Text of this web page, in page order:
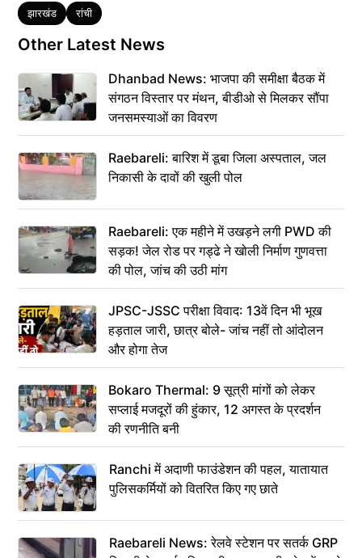
Tags
झारखंड रांची
Other Latest News
Dhanbad News: भाजपा की समीक्षा बैठक में
संगठन विस्तार पर मंथन, बीडीओ से मिलकर सौंपा
जनसमस्याओं का विवरण
Raebareli: बारिश में डूबा जिला अस्पताल, जल
निकासी के दावों की खुली पोल
Raebareli: एक महीने में उखड़ने लगी PWD की
सड़क! जेल रोड पर गड्ढे ने खोली निर्माण गुणवत्ता
की पोल, जांच की उठी मांग
JPSC-JSSC परीक्षा विवाद: 13वें दिन भी भूख
हड़ताल जारी, छात्र बोले- जांच नहीं तो आंदोलन
और होगा तेज
Bokaro Thermal: 9 सूत्री मांगों को लेकर
सप्लाई मजदूरों की हुंकार, 12 अगस्त के प्रदर्शन
की रणनीति बनी
Ranchi में अदाणी फाउंडेशन की पहल, यातायात
पुलिसकर्मियों को वितरित किए गए छाते
Raebareli News: रेलवे स्टेशन पर सतर्क GRP